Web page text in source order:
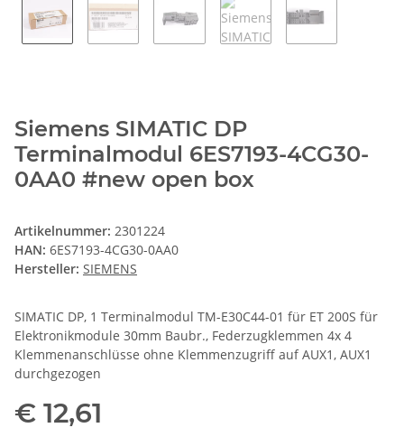
Siemens SIMATIC DP
Terminalmodul 6ES7193-4CG30-
0AA0 #new open box
Artikelnummer: 2301224
HAN: 6ES7193-4CG30-0AA0
Hersteller: SIEMENS
SIMATIC DP, 1 Terminalmodul TM-E30C44-01 für ET 200S für
Elektronikmodule 30mm Baubr., Federzugklemmen 4x 4
Klemmenanschlüsse ohne Klemmenzugriff auf AUX1, AUX1
durchgezogen
€ 12,61